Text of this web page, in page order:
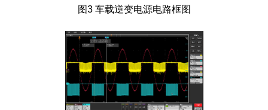
图3 车载逆变电源电路框图